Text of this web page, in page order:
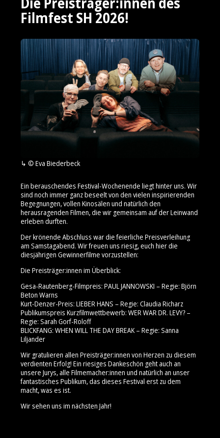
Filmfest SH 2026!
© Eva Biederbeck
Ein berauschendes Festival-Wochenende liegt hinter uns. Wir
sind noch immer ganz beseelt von den vielen inspirierenden
Begegnungen, vollen Kinosälen und natürlich den
herausragenden Filmen, die wir gemeinsam auf der Leinwand
erleben durften.
Der krönende Abschluss war die feierliche Preisverleihung
am Samstagabend. Wir freuen uns riesig, euch hier die
diesjährigen Gewinnerfilme vorzustellen:
Die Preisträger:innen im Überblick:
Gesa-Rautenberg-Filmpreis: PAUL JANNOWSKI – Regie: Björn
Beton Warns
Kurt-Denzer-Preis: LIEBER HANS – Regie: Claudia Richarz
Publikumspreis Kurzfilmwettbewerb: WER WAR DR. LEVY? –
Regie: Sarah Gorf-Roloff
BLICKFANG: WHEN WILL THE DAY BREAK – Regie: Sanna
Liljander
Wir gratulieren allen Preisträger:innen von Herzen zu diesem
verdienten Erfolg! Ein riesiges Dankeschön geht auch an
unsere Jurys, alle Filmemacher:innen und natürlich an unser
fantastisches Publikum, das dieses Festival erst zu dem
macht, was es ist.
Wir sehen uns im nächsten Jahr!